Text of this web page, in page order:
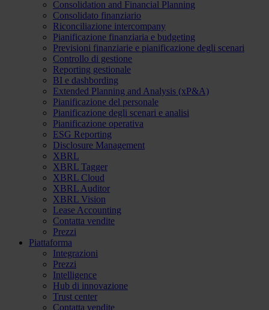
Consolidation and Financial Planning
Consolidato finanziario
Riconciliazione intercompany
Pianificazione finanziaria e budgeting
Previsioni finanziarie e pianificazione degli scenari
Controllo di gestione
Reporting gestionale
BI e dashbording
Extended Planning and Analysis (xP&A)
Pianificazione del personale
Pianificazione degli scenari e analisi
Pianificazione operativa
ESG Reporting
Disclosure Management
XBRL
XBRL Tagger
XBRL Cloud
XBRL Auditor
XBRL Vision
Lease Accounting
Contatta vendite
Prezzi
Piattaforma
Integrazioni
Prezzi
Intelligence
Hub di innovazione
Trust center
Contatta vendite